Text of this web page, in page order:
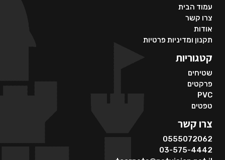
עמוד הבית
צרו קשר
אודות
תקנון ומדיניות פרטיות
קטגוריות
שטיחים
פרקטים
PVC
טפטים
צרו קשר
0555072062
03-575-4442